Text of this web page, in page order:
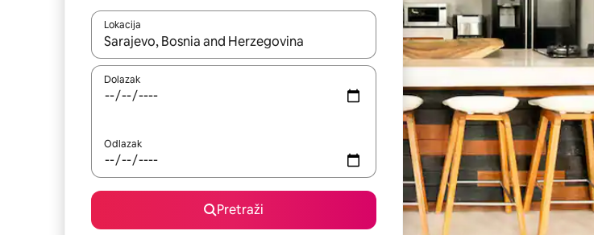
Lokacija
Kada budu dostupni rezultati, moći ćete ih pregledati koristeći se strelicama prema gore i
Dolazak
Odlazak
Pretraži